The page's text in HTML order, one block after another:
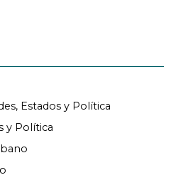
Estados y Política
y Política